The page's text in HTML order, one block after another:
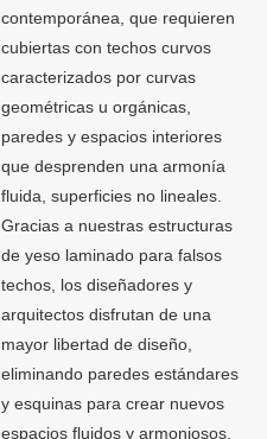
contemporánea, que requieren
cubiertas con techos curvos
caracterizados por curvas
geométricas u orgánicas,
paredes y espacios interiores
que desprenden una armonía
fluida, superficies no lineales.
Gracias a nuestras estructuras
de yeso laminado para falsos
techos, los diseñadores y
arquitectos disfrutan de una
mayor libertad de diseño,
eliminando paredes estándares
y esquinas para crear nuevos
espacios fluidos y armoniosos.